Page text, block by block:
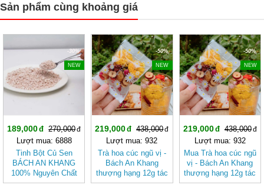
Sản phẩm cùng khoảng giá
-30%
NEW
189,000
270,000
Lượt mua: 6888
Tinh Bột Củ Sen
BÁCH AN KHANG
100% Nguyên Chất
Từ Củ Sen Tươi
-50%
NEW
219,000
438,000
Lượt mua: 932
Trà hoa cúc ngũ vị -
Bách An Khang
thượng hạng 12g tác
dụng giúp đẹp da , tốt
-50%
NEW
219,000
438,000
Lượt mua: 932
Mua Trà hoa cúc ngũ
vị - Bách An Khang
thượng hạng 12g tác
dụng giúp đẹp da , tốt